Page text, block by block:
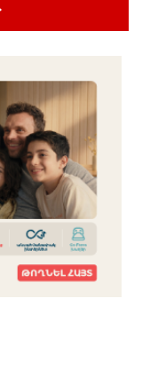
«Թրամփի
10 ժամ առաջ
դառնում է
ն